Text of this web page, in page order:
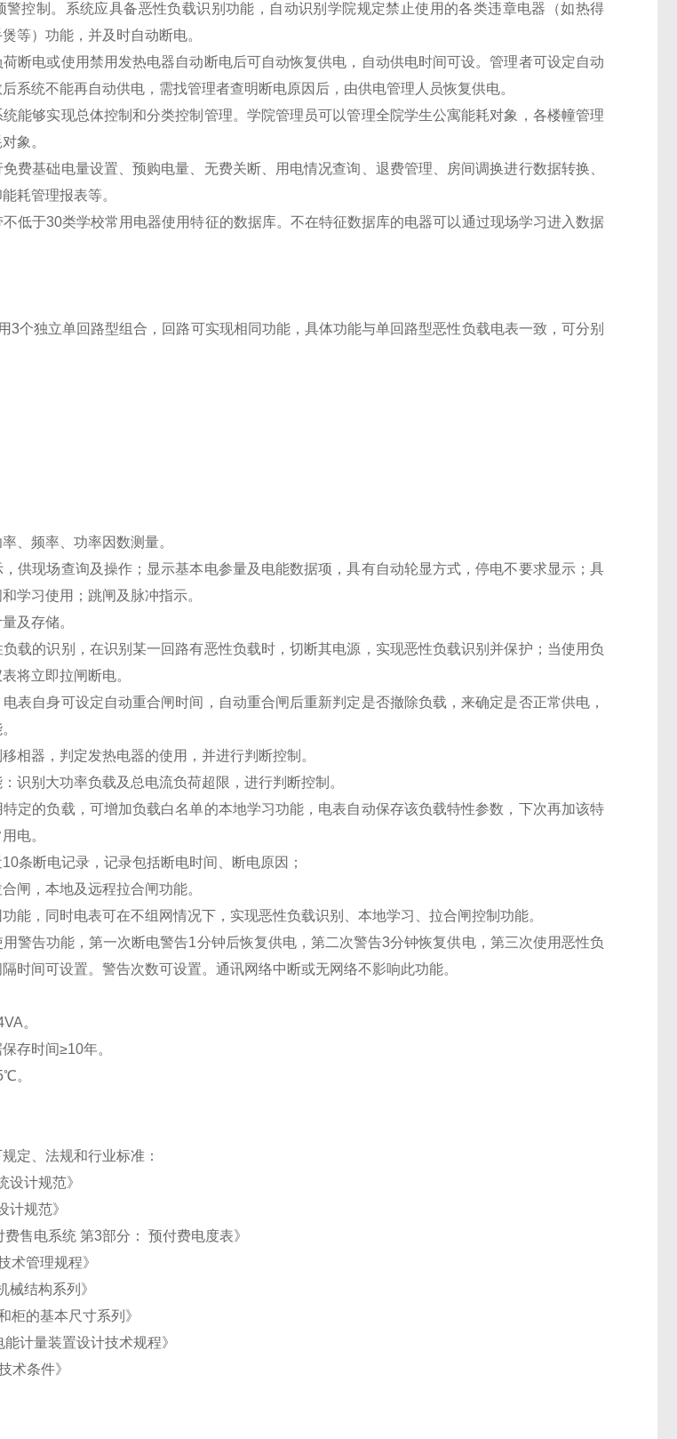
控制。系统应具备恶性负载识别功能，自动识别学院规定禁止使用的各类违章电器（如热得
等）功能，并及时自动断电。
断电或使用禁用发热电器自动断电后可自动恢复供电，自动供电时间可设。管理者可设定自动
系统不能再自动供电，需找管理者查明断电原因后，由供电管理人员恢复供电。
能够实现总体控制和分类控制管理。学院管理员可以管理全院学生公寓能耗对象，各楼幢管理
象。
费基础电量设置、预购电量、无费关断、用电情况查询、退费管理、房间调换进行数据转换、
耗管理报表等。
低于30类学校常用电器使用特征的数据库。不在特征数据库的电器可以通过现场学习进入数据
3个独立单回路型组合，回路可实现相同功能，具体功能与单回路型恶性负载电表一致，可分别
、频率、功率因数测量。
供现场查询及操作；显示基本电参量及电能数据项，具有自动轮显方式，停电不要求显示；具
学习使用；跳闸及脉冲指示。
及存储。
载的识别，在识别某一回路有恶性负载时，切断其电源，实现恶性负载识别并保护；当使用负
将立即拉闸断电。
表自身可设定自动重合闸时间，自动重合闸后重新判定是否撤除负载，来确定是否正常供电，
相器，判定发热电器的使用，并进行判断控制。
识别大功率负载及总电流负荷超限，进行判断控制。
定的负载，可增加负载白名单的本地学习功能，电表自动保存该负载特性参数，下次再加该特
电。
条断电记录，记录包括断电时间、断电原因；
闸，本地及远程拉合闸功能。
能，同时电表可在不组网情况下，实现恶性负载识别、本地学习、拉合闸控制功能。
警告功能，第一次断电警告1分钟后恢复供电，第二次警告3分钟恢复供电，第三次使用恶性负
时间可设置。警告次数可设置。通讯网络中断或无网络不影响此功能。
。
存时间≥10年。
。
定、法规和行业标准：
计规范》
规范》
售电系统 第3部分： 预付费电度表》
术管理规程》
结构系列》
的基本尺寸系列》
计量装置设计技术规程》
术条件》